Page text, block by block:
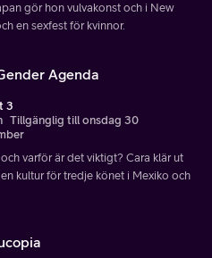
gör hon vulvakonst och i New
en sexfest för kvinnor.
Agenda
3
Tillgänglig till onsdag 30
varför är det viktigt? Cara klär ut
kultur för tredje könet i Mexiko och